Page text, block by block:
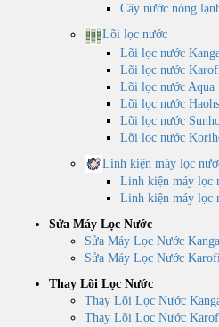
Cây nước nóng
Lõi lọc nước
Lõi lọc nước
Lõi lọc nước
Lõi lọc nước Aqua
Lõi lọc nước
Lõi lọc nước
Lõi lọc nước
Linh kiện máy lọc
Linh kiện máy lọc
Linh kiện máy lọc
Sửa Máy Lọc Nước
Sửa Máy Lọc Nước
Sửa Máy Lọc Nước
Thay Lõi Lọc Nước
Thay Lõi Lọc Nước
Thay Lõi Lọc Nước